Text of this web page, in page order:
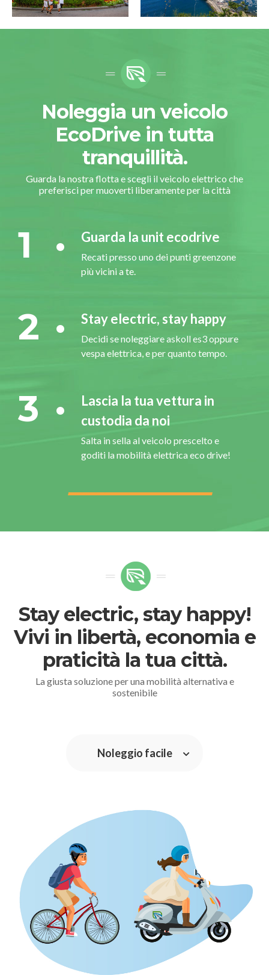
Noleggia un veicolo
EcoDrive in tutta
tranquillità.
Guarda la nostra flotta e scegli il veicolo elettrico che
preferisci per muoverti liberamente per la città
1 Guarda la unit ecodrive
Recati presso uno dei punti greenzone
più vicini a te.
2 Stay electric, stay happy
Decidi se noleggiare askoll es3 oppure
vespa elettrica, e per quanto tempo.
3
Lascia la tua vettura in
custodia da noi
Salta in sella al veicolo prescelto e
goditi la mobilità elettrica eco drive!
Stay electric, stay happy!
Vivi in libertà, economia e
praticità la tua città.
La giusta soluzione per una mobilità alternativa e
sostenibile
Noleggio facile